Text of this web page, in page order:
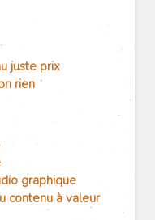
juste prix
rien
graphique
contenu à valeur